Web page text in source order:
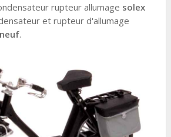
rupteur allumage solex
et rupteur d'allumage
neuf.